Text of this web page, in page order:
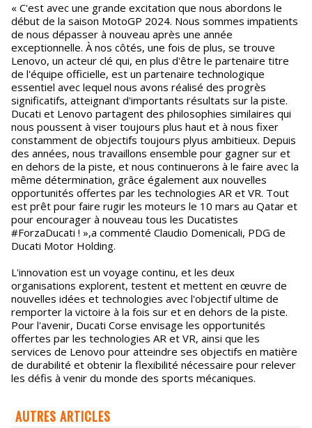
« C'est avec une grande excitation que nous abordons le
début de la saison MotoGP 2024. Nous sommes impatients
de nous dépasser à nouveau après une année
exceptionnelle. À nos côtés, une fois de plus, se trouve
Lenovo, un acteur clé qui, en plus d'être le partenaire titre
de l'équipe officielle, est un partenaire technologique
essentiel avec lequel nous avons réalisé des progrès
significatifs, atteignant d'importants résultats sur la piste.
Ducati et Lenovo partagent des philosophies similaires qui
nous poussent à viser toujours plus haut et à nous fixer
constamment de objectifs toujours plyus ambitieux. Depuis
des années, nous travaillons ensemble pour gagner sur et
en dehors de la piste, et nous continuerons à le faire avec la
même détermination, grâce également aux nouvelles
opportunités offertes par les technologies AR et VR. Tout
est prêt pour faire rugir les moteurs le 10 mars au Qatar et
pour encourager à nouveau tous les Ducatistes
#ForzaDucati ! »,a commenté Claudio Domenicali, PDG de
Ducati Motor Holding.
L'innovation est un voyage continu, et les deux
organisations explorent, testent et mettent en œuvre de
nouvelles idées et technologies avec l'objectif ultime de
remporter la victoire à la fois sur et en dehors de la piste.
Pour l'avenir, Ducati Corse envisage les opportunités
offertes par les technologies AR et VR, ainsi que les
services de Lenovo pour atteindre ses objectifs en matière
de durabilité et obtenir la flexibilité nécessaire pour relever
les défis à venir du monde des sports mécaniques.
AUTRES ARTICLES